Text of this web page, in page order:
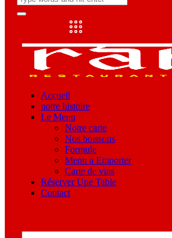
Accueil
notre histoire
Le Menu
Notre carte
Nos boissons
Formule
Menu a Emporter
Carte de vins
Réserver Une Table
Contact